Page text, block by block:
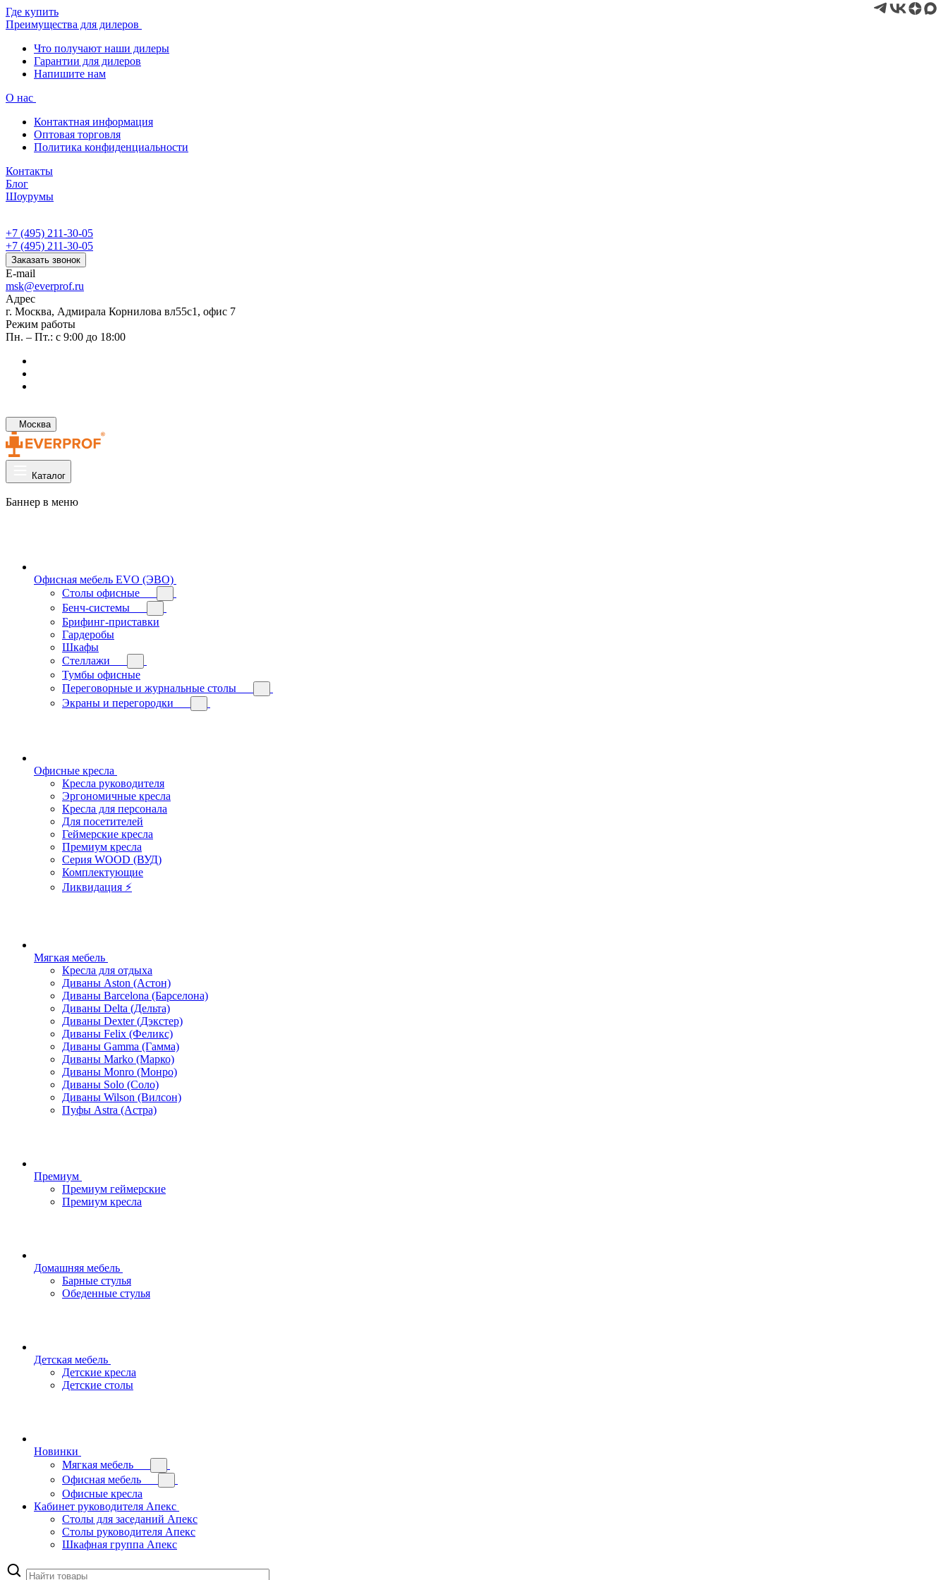
Где купить
Преимущества для дилеров
Что получают наши дилеры
Гарантии для дилеров
Напишите нам
О нас
Контактная информация
Оптовая торговля
Политика конфиденциальности
Контакты
Блог
Шоурумы
+7 (495) 211-30-05
+7 (495) 211-30-05
Заказать звонок
E-mail
msk@everprof.ru
Адрес
г. Москва, Адмирала Корнилова вл55с1, офис 7
Режим работы
Пн. – Пт.: с 9:00 до 18:00
Москва
Каталог
Баннер в меню
Офисная мебель EVO (ЭВО)
Cтолы офисные
Бенч-системы
Брифинг-приставки
Гардеробы
Шкафы
Стеллажи
Тумбы офисные
Переговорные и журнальные столы
Экраны и перегородки
Офисные кресла
Кресла руководителя
Эргономичные кресла
Кресла для персонала
Для посетителей
Геймерские кресла
Премиум кресла
Серия WOOD (ВУД)
Комплектующие
Ликвидация ⚡
Мягкая мебель
Кресла для отдыха
Диваны Aston (Астон)
Диваны Barcelona (Барселона)
Диваны Delta (Дельта)
Диваны Dexter (Дэкстер)
Диваны Felix (Феликс)
Диваны Gamma (Гамма)
Диваны Marko (Марко)
Диваны Monro (Монро)
Диваны Solo (Соло)
Диваны Wilson (Вилсон)
Пуфы Astra (Астра)
Премиум
Премиум геймерские
Премиум кресла
Домашняя мебель
Барные стулья
Обеденные стулья
Детская мебель
Детские кресла
Детские столы
Новинки
Мягкая мебель
Офисная мебель
Офисные кресла
Кабинет руководителя Апекс
Столы для заседаний Апекс
Столы руководителя Апекс
Шкафная группа Апекс